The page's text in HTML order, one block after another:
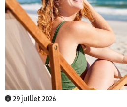
29 juillet 2026